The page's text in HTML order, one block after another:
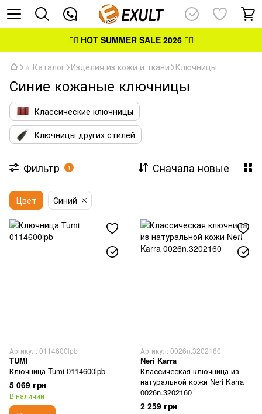
👉🏻 HOT SUMMER SALE 2026👈🏻
⭐ Каталог Изделия из кожи и ткани Ключницы
Синие кожаные ключницы
Классические ключницы
Ключницы других стилей
Фильтр 1 Сначала новые
Цвет Синий
Артикул: 0114600lpb
TUMI
Ключница Tumi 0114600lpb
5 069 грн
В наличии
Артикул: 0026n.3202160
Neri Karra
Классическая ключница из
натуральной кожи Neri Karra
0026n.3202160
2 259 грн